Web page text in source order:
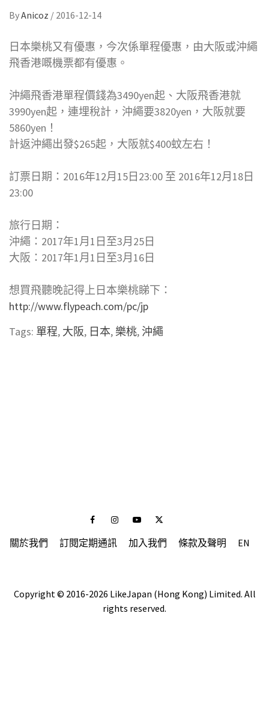
ByAnicoz / 2016-12-14
日本樂桃又有優惠，今次係單程優惠，由大阪或沖繩
飛香港嘅機票都有優惠。
沖繩飛香港單程價錢為3490yen起、大阪飛香港就
3990yen起，連埋稅計，沖繩要3820yen，大阪就要
5860yen！
計返沖繩出發$265起，大阪就$400蚊左右！
訂票日期：2016年12月15日23:00 至 2016年12月18日
23:00
旅行日期：
沖繩：2017年1月1日至3月25日
大阪：2017年1月1日至3月16日
想買飛聽晚記得上日本樂桃睇下：
http://www.flypeach.com/pc/jp
Tags: 單程, 大阪, 日本, 樂桃, 沖繩
FacebookInstagramYoutubeTwitter
關於我們 訂閱定期通訊 加入我們 條款及聲明 EN
Copyright © 2016-2026 LikeJapan (Hong Kong) Limited. All
rights reserved.